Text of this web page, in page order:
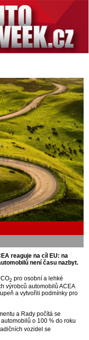
reaguje na cíl EU: na
není času nazbyt.
2 pro osobní a lehké
výrobců automobilů ACEA
a vytvořili podmínky pro
a Rady počítá se
o 100 % do roku
vozidel se